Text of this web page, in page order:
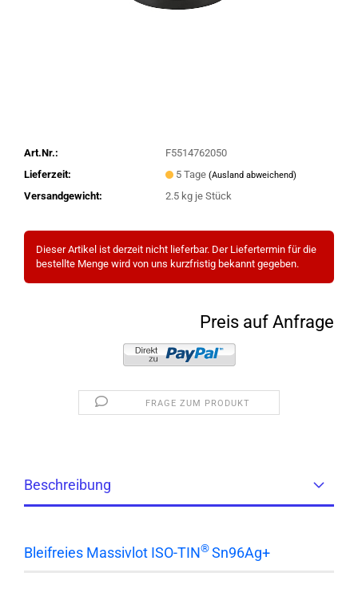
Art.Nr.:
F5514762050
Lieferzeit:
5 Tage (Ausland abweichend)
Versandgewicht: 2.5kg je Stück
Dieser Artikel ist derzeit nicht lieferbar. Der Liefertermin für die
bestellte Menge wird von uns kurzfristig bekannt gegeben.
Preis auf Anfrage
FRAGE ZUM PRODUKT
Beschreibung
Bleifreies Massivlot ISO-TIN®Sn96Ag+